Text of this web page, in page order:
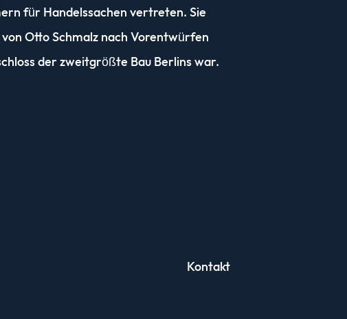
für Handelssachen vertreten. Sie
Otto Schmalz nach Vorentwürfen
der zweitgrößte Bau Berlins war.
Kontakt